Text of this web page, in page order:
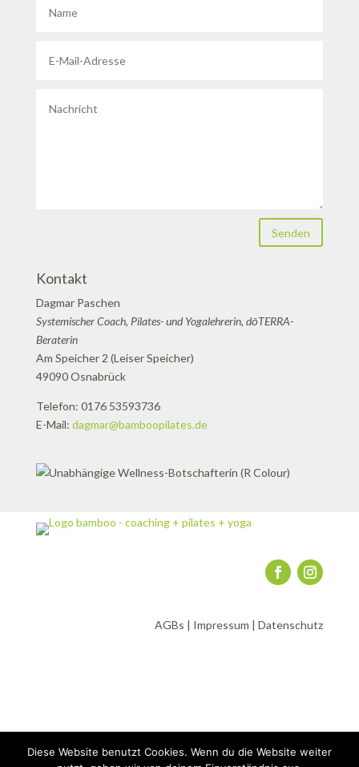
Senden
Kontakt
Dagmar Paschen
Systemischer Coach, Pilates- und Yogalehrerin, dōTERRA-
Beraterin
Am Speicher 2 (Leiser Speicher)
49090 Osnabrück
Telefon: 0176 53593736
E-Mail: dagmar@bamboopilates.de
AGBs | Impressum |Datenschutz
Diese Website benutzt Cookies. Wenn du die Website weiter